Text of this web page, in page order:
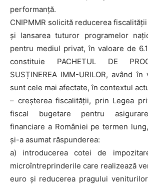
performanță.
CNIPMMR solicită reducerea
și lansarea tuturor programelor
pentru mediul privat, în valoare de
constituie PACHETUL DE
SUSȚINEREA IMM-URILOR, având
sunt cele mai afectate, în contextul
– creșterea fiscalității, prin Legea
fiscal bugetare pentru
financiare a României pe termen
și-a asumat răspunderea:
a) introducerea cotei de
microîntreprinderile care realizează
euro și reducerea pragului